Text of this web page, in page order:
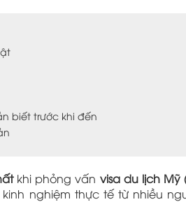
biết trước khi đến
khi phỏng vấn visa du lịch Mỹ
nghiệm thực tế từ nhiều